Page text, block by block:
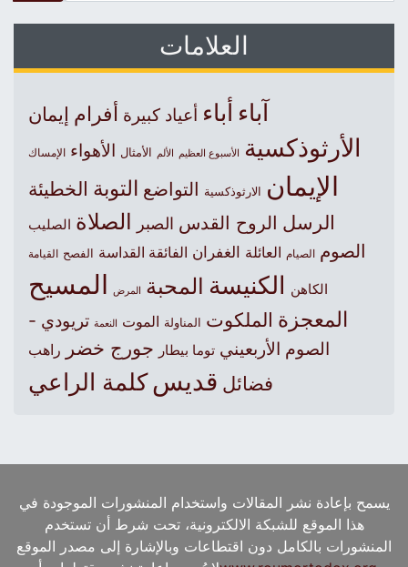
العلامات
آباءأباء أعياد كبيرة أفرام إيمان
الأرثوذكسية الأسبوع العظيم الألم الأمثال الأهواء الإمساك
الإيمان الارثوذكسية التواضع التوبة الخطيئة
الرسل الروح القدس الصبر الصلاة الصليب
الصوم الصيام العائلة الغفران الفائقة القداسة الفصح القيامة
الكاهن الكنيسةالمحبة المرض المسيح
المعجزة الملكوت المناولة الموت النعمة تريودي -
الصوم الأربعيني توما بيطار جورج خضر راهب
فضائل قديس كلمة الراعي
يسمح بإعادة نشر المقالات واستخدام المنشورات الموجودة في
هذا الموقع للشبكة الالكترونية، تحت شرط أن تستخدم
المنشورات بالكامل دون اقتطاعات وبالإشارة إلى مصدر الموقع